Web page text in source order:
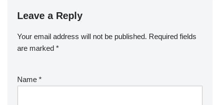
Leave a Reply
Your email address will not be published. Required fields
are marked *
Name *